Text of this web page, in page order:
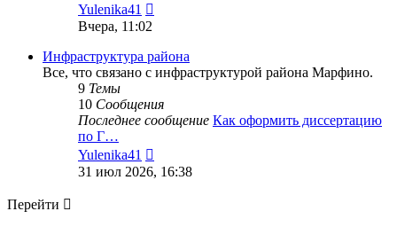
Yulenika41
сообщению
Вчера, 11:02
Инфраструктура района
Все, что связано с инфраструктурой района Марфино.
9 Темы
10 Сообщения
Последнее сообщение Как оформить диссертацию
по Г…
Yulenika41
31 июл 2026, 16:38
Перейти